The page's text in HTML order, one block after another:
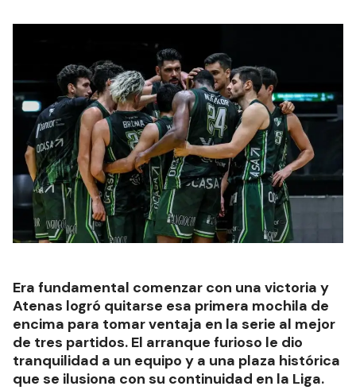
Era fundamental comenzar con una victoria y
Atenas logró quitarse esa primera mochila de
encima para tomar ventaja en la serie al mejor
de tres partidos. El arranque furioso le dio
tranquilidad a un equipo y a una plaza histórica
que se ilusiona con su continuidad en la Liga.